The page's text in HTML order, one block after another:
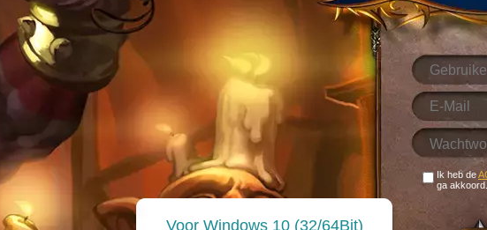
Ik heb de
ga akkoord.
Voor Windows 10 (32/64Bit)